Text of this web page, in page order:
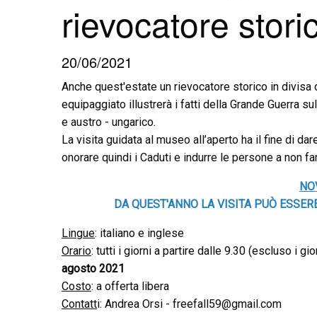
rievocatore
20/06/2021
Anche quest'estate un rievocatore storico in
equipaggiato illustrerà i fatti della Grande Guerra
e austro - ungarico.
La visita guidata al museo all’aperto ha il fine di
onorare quindi i Caduti e indurre le persone a non
DA QUEST'ANNO LA VISITA PUÒ
Lingue: italiano e inglese
Orario: tutti i giorni a partire dalle 9.30 (escluso i
agosto 2021
Costo: a offerta libera
Contatti: Andrea Orsi - freefall59@gmail.com